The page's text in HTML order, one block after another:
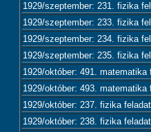
1929/szeptember: 231. fizika
1929/szeptember: 233. fizika
1929/szeptember: 234. fizika
1929/szeptember: 235. fizika
1929/október: 491. matematika
1929/október: 493. matematika
1929/október: 237. fizika feladat
1929/október: 238. fizika feladat